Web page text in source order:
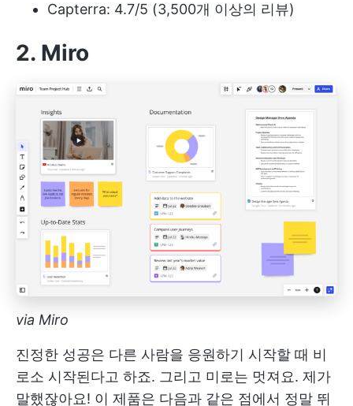
Capterra: 4.7/5 (3,500개 이상의 리뷰)
2. Miro
via Miro
진정한 성공은 다른 사람을 응원하기 시작할 때 비
로소 시작된다고 하죠. 그리고 미로는 멋져요. 제가
말했잖아요! 이 제품은 다음과 같은 점에서 정말 뛰